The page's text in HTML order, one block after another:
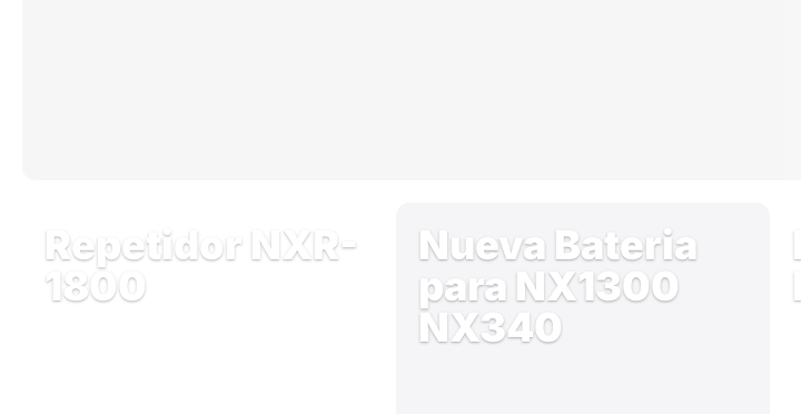
Repetidor NXR-
1800
Nueva Bateria
para NX1300
NX340